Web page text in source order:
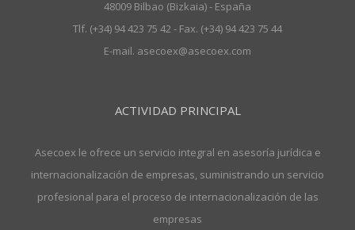
48009 Bilbao (Bizkaia) - España
Tlf. (+34) 94 423 75 42 - Fax. (+34) 94 423 75 44
E-mail. asecoex@asecoex.com
ACTIVIDAD PRINCIPAL
Asecoex le ofrece un servicio integral en asesoría jurídica e
internacionalización de empresas, suministrando un servicio
profesional para el proceso de internacionalización de las
empresas